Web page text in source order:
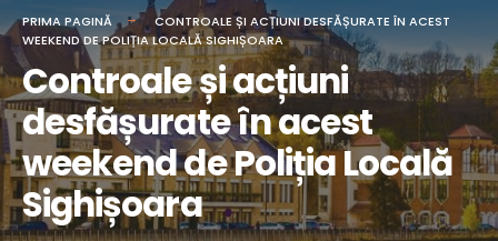
PRIMA PAGINĂ
CONTROALE ȘI ACȚIUNI DESFĂȘURATE ÎN ACEST
WEEKEND DE POLIȚIA LOCALĂ SIGHIȘOARA
Controale și acțiuni
desfășurate în acest
weekend de Poliția Locală
Sighișoara